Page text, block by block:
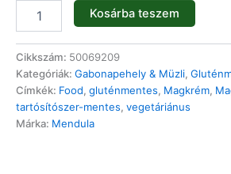
Kosárba teszem
Cikkszám: 50069209
Kategóriák: Gabonapehely & Müzli,
Címkék: Food, gluténmentes, Magkrém,
tartósítószer-mentes, vegetáriánus
Márka: Mendula